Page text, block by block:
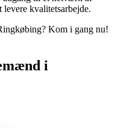
kvalitetsarbejde.
Kom i gang nu!
i